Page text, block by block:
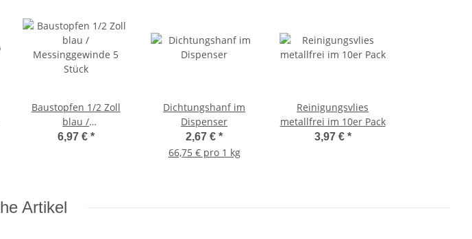
Baustopfen 1/2 Zoll
blau /
Messinggewinde 5
6,97 € *
Dichtungshanf im
Dispenser
2,67 €*
66,75 € pro 1 kg
Reinigungsvlies
metallfrei im 10er Pack
3,97 € *
Artikel